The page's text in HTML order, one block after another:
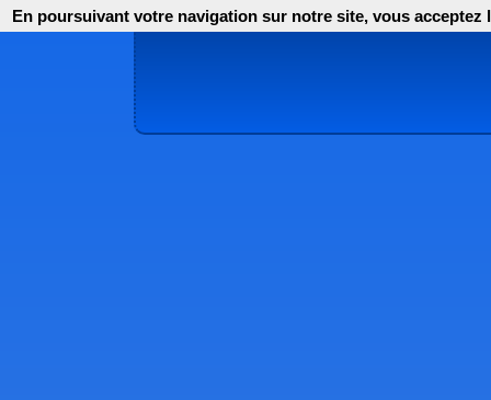
En poursuivant votre navigation sur notre site, vous